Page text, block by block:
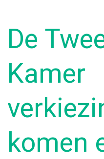
De
Kamer
komen